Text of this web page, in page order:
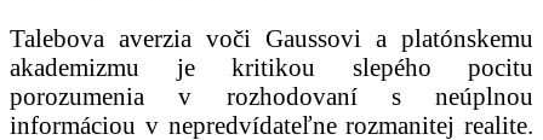
Talebova averzia voči Gaussovi a platónskemu
akademizmu je kritikou slepého pocitu
porozumenia v rozhodovaní s neúplnou
informáciou v nepredvídateľne rozmanitej realite.